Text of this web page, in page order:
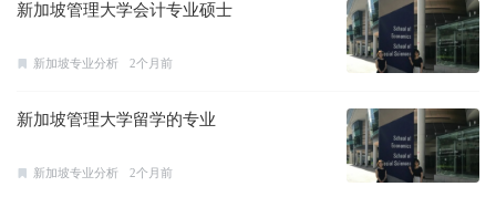
新加坡管理大学会计专业硕士
新加坡专业分析 2个月前
新加坡管理大学留学的专业
新加坡专业分析 2个月前